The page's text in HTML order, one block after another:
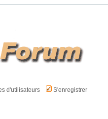
d'utilisateurs
S'enregistrer